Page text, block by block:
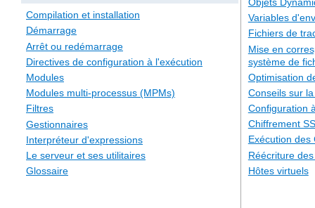
Compilation et installation
Démarrage
Arrêt ou redémarrage
Directives de configuration à l'exécution
Modules
Modules multi-processus (MPMs)
Filtres
Gestionnaires
Interpréteur d'expressions
Le serveur et ses utilitaires
Glossaire
Variables
Fichiers de
Mise en
système de
Optimisation
Conseils sur
Configuration
Chiffrement
Exécution des
Réécriture
Hôtes virtuels